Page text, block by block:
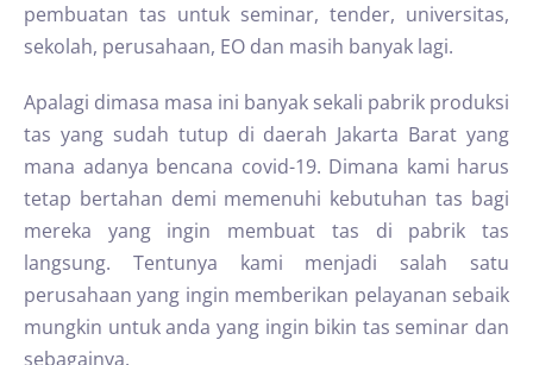
pembuatan tas untuk seminar, tender, universitas,
sekolah, perusahaan, EO dan masih banyak lagi.
Apalagi dimasa masa ini banyak sekali pabrik produksi
tas yang sudah tutup di daerah Jakarta Barat yang
mana adanya bencana covid-19. Dimana kami harus
tetap bertahan demi memenuhi kebutuhan tas bagi
mereka yang ingin membuat tas di pabrik tas
langsung. Tentunya kami menjadi salah satu
perusahaan yang ingin memberikan pelayanan sebaik
mungkin untuk anda yang ingin bikin tas seminar dan
sebagainya.